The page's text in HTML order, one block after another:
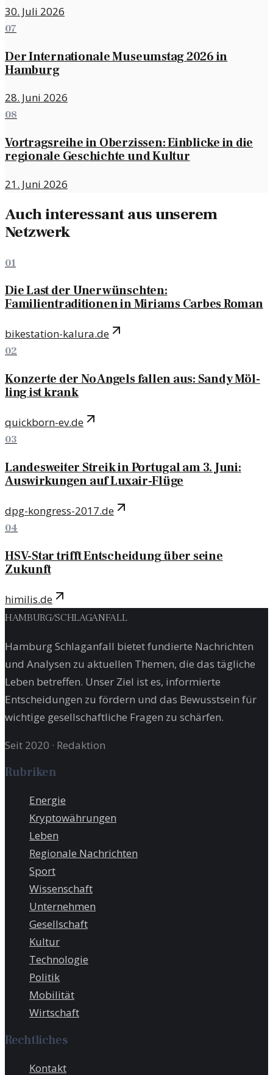
30. Juli 2026
07
Der Internationale Museumstag 2026 in
Hamburg
28. Juni 2026
08
Vortragsreihe in Oberzissen: Einblicke in die
regionale Geschichte und Kultur
21. Juni 2026
Auch interessant aus unserem
Netzwerk
01
Die Last der Unerwünschten:
Familientraditionen in Miriams Carbes Roman
bikestation-kalura.de
02
Konzerte der No Angels fallen aus: Sandy Möl­
ling ist krank
quickborn-ev.de
03
Landesweiter Streik in Portugal am 3. Juni:
Auswirkungen auf Luxair-Flüge
dpg-kongress-2017.de
04
HSV-Star trifft Entscheidung über seine
Zukunft
himilis.de
HAMBURG/SCHLAGANFALL
Hamburg Schlaganfall bietet fundierte Nachrichten
und Analysen zu aktuellen Themen, die das tägliche
Leben betreffen. Unser Ziel ist es, informierte
Entscheidungen zu fördern und das Bewusstsein für
wichtige gesellschaftliche Fragen zu schärfen.
Seit 2020 · Redaktion
Rubriken
Energie
Kryptowährungen
Leben
Regionale Nachrichten
Sport
Wissenschaft
Unternehmen
Gesellschaft
Kultur
Technologie
Politik
Mobilität
Wirtschaft
Rechtliches
Kontakt